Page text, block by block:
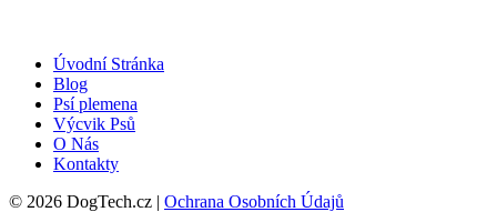
Úvodní Stránka
Blog
Psí plemena
Výcvik Psů
O Nás
Kontakty
© 2026 DogTech.cz | Ochrana Osobních Údajů